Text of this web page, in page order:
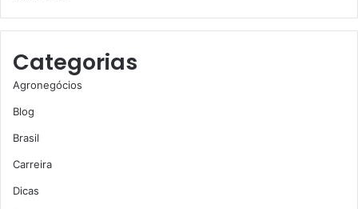
Categorias
Agronegócios
Blog
Brasil
Carreira
Dicas